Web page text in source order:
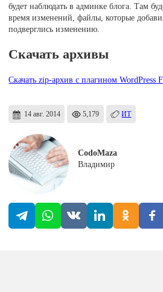
будет наблюдать в админке блога. Там
время изменений, файлы, которые
подверглись изменению.
Скачать архивы
Скачать zip-архив с плагином WordPress
14 авг. 2014 5,179 ИТ
CodoMaza
Владимир